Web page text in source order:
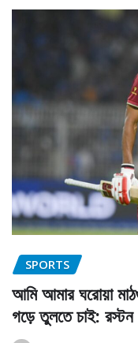
SPORTS
আমি আমার ঘরোয়া
গড়ে তুলতে চাই: